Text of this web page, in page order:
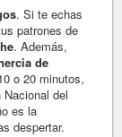
. Si te echas
patrones de
. Además,
de
o 20 minutos,
del
es la
despertar.